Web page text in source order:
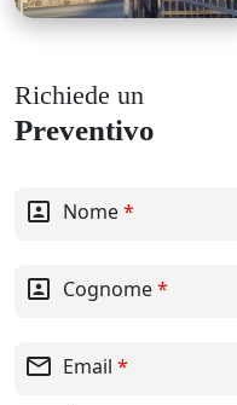
Richiede un
Preventivo
Nome*
portrait
Cognome*
portrait
Email *
mail_outline